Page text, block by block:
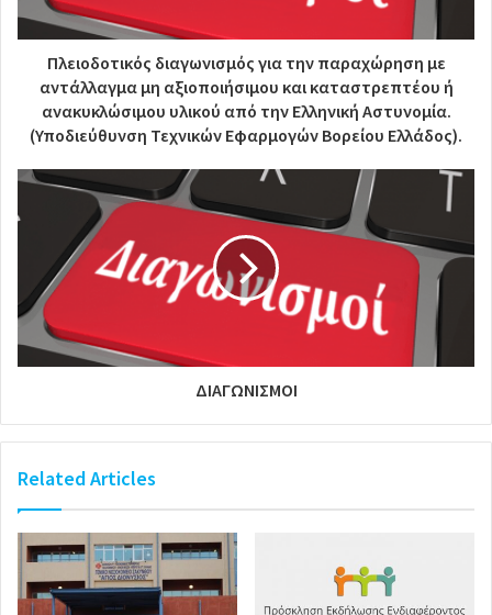
Πλειοδοτικός διαγωνισμός για την παραχώρηση με
αντάλλαγμα μη αξιοποιήσιμου και καταστρεπτέου ή
ανακυκλώσιμου υλικού από την Ελληνική Αστυνομία.
(Υποδιεύθυνση Τεχνικών Εφαρμογών Βορείου Ελλάδος).
ΔΙΑΓΩΝΙΣΜΟΙ
Related Articles